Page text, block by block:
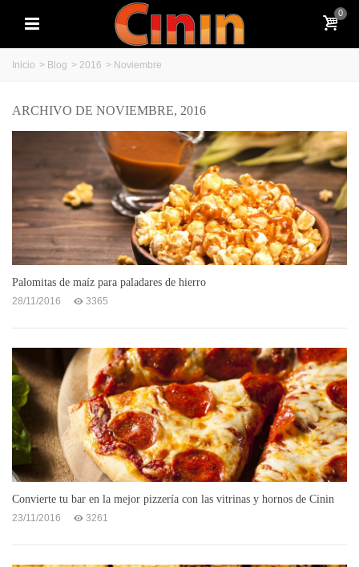
0
Inicio > Blog > 2016 > Noviembre
ARCHIVO DE NOVIEMBRE, 2016
Palomitas de maíz para paladares de hierro
28/11/2016 3365
Convierte tu bar en la mejor pizzería con las vitrinas y hornos de Cinin
23/11/2016 3261